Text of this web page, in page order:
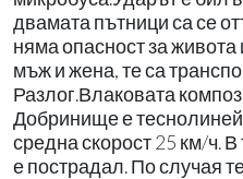
двамата пътници са се
няма опасност за
мъж и жена, те са
Разлог.Влаковата
Добринище е
средна скорост 25 км/ч.
е пострадал. По случая